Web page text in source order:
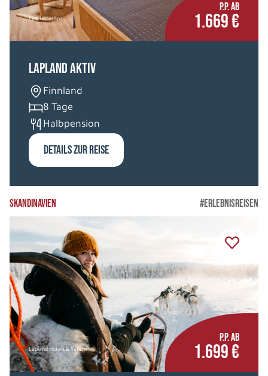
Levi Hotel Spa
P.P. AB
1.669 €
Lapland Aktiv
Finnland
8 Tage
Halbpension
DETAILS ZUR REISE
SKANDINAVIEN #ERLEBNISREISEN
Lapland Hotels & Safaris
P.P. AB
1.699 €